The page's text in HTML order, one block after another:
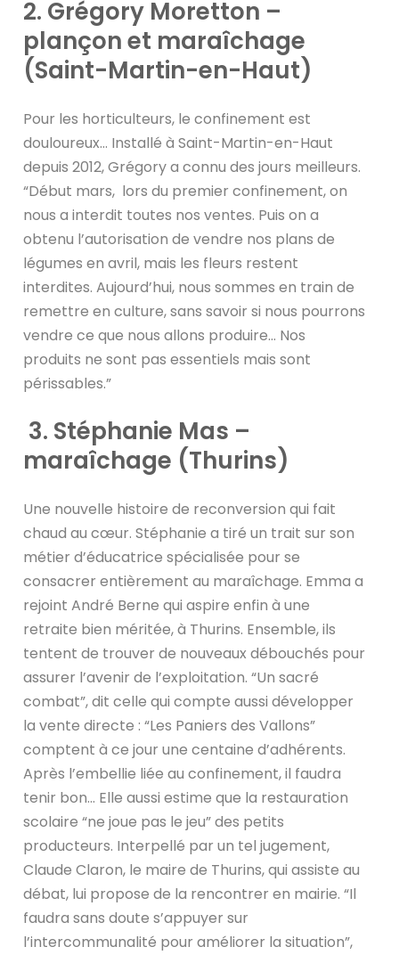
2. Grégory Moretton –
plançon et maraîchage
(Saint-Martin-en-Haut)
Pour les horticulteurs, le confinement est
douloureux… Installé à Saint-Martin-en-Haut
depuis 2012, Grégory a connu des jours meilleurs.
“Début mars, lors du premier confinement, on
nous a interdit toutes nos ventes. Puis on a
obtenu l’autorisation de vendre nos plans de
légumes en avril, mais les fleurs restent
interdites. Aujourd’hui, nous sommes en train de
remettre en culture, sans savoir si nous pourrons
vendre ce que nous allons produire… Nos
produits ne sont pas essentiels mais sont
périssables.”
3. Stéphanie Mas –
maraîchage (Thurins)
Une nouvelle histoire de reconversion qui fait
chaud au cœur. Stéphanie a tiré un trait sur son
métier d’éducatrice spécialisée pour se
consacrer entièrement au maraîchage. Emma a
rejoint André Berne qui aspire enfin à une
retraite bien méritée, à Thurins. Ensemble, ils
tentent de trouver de nouveaux débouchés pour
assurer l’avenir de l’exploitation. “Un sacré
combat”, dit celle qui compte aussi développer
la vente directe : “Les Paniers des Vallons”
comptent à ce jour une centaine d’adhérents.
Après l’embellie liée au confinement, il faudra
tenir bon… Elle aussi estime que la restauration
scolaire “ne joue pas le jeu” des petits
producteurs. Interpellé par un tel jugement,
Claude Claron, le maire de Thurins, qui assiste au
débat, lui propose de la rencontrer en mairie. “Il
faudra sans doute s’appuyer sur
l’intercommunalité pour améliorer la situation”,